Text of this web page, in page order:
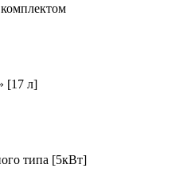
[17 л]
типа [5кВт]